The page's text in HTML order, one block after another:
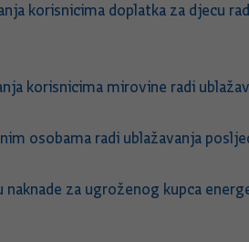
korisnicima doplatka za djecu
korisnicima mirovine radi
osobama radi ublažavanja
za ugroženog kupca